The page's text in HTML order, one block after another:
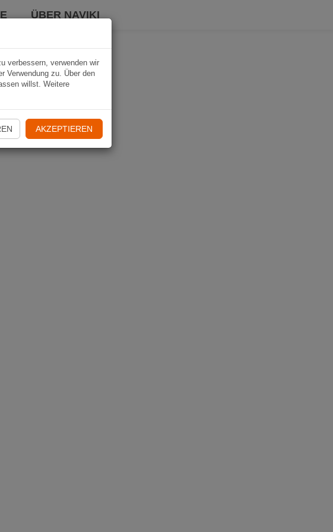
ÜBER NAVIKI
verbessern, verwenden wir
Verwendung zu. Über den
willst. Weitere
AKZEPTIEREN